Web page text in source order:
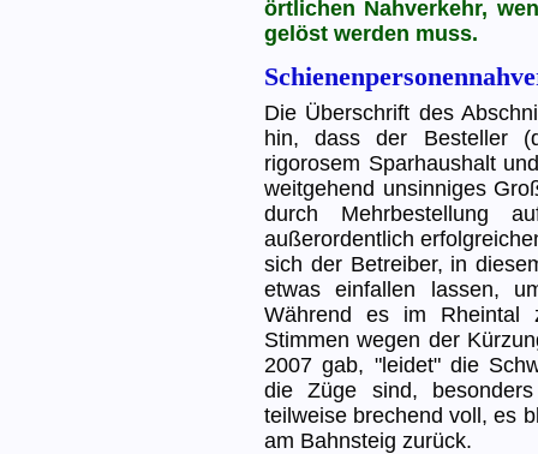
örtlichen Nahverkehr,
gelöst werden muss.
Die Überschrift des
hin, dass der Besteller
rigorosem Sparhaushalt
weitgehend unsinniges
durch Mehrbestellung
außerordentlich
sich der Betreiber, in
etwas einfallen lassen,
Während es im Rheintal
Stimmen wegen der
2007 gab, "leidet" die
die Züge sind,
teilweise brechend voll, es
am Bahnsteig zurück.